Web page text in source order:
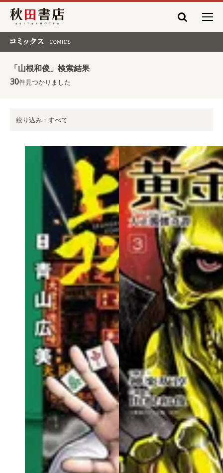
秋田書店
「山根和俊」検索結果
30件見つかりました
絞り込み：すべて